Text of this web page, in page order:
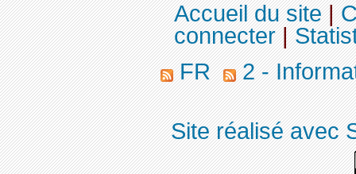
Accueil du site|
connecter|
FR
2 -
Site réalisé avec